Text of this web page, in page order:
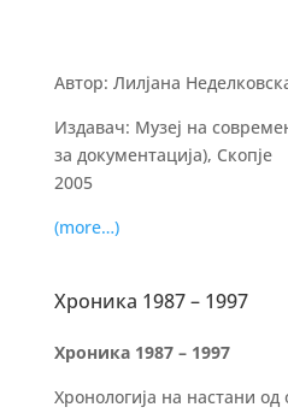
Автор: Лилјана
Издавач: Музеј на
за документација), Скопје
2005
(more…)
Хроника 1987 – 1997
Хроника 1987 – 1997
Хронологија на настани од